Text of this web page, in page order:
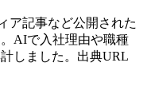
ア記事など公開された
AIで入社理由や職種
しました。出典URL